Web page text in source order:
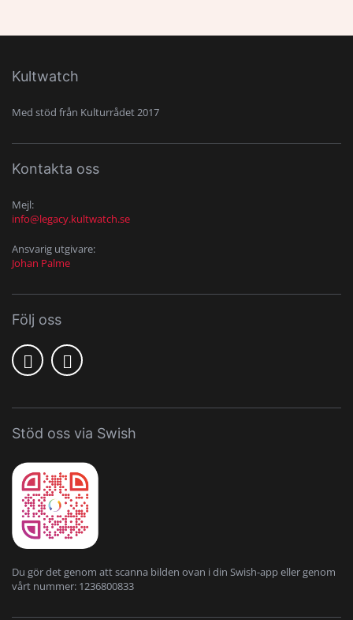
Kultwatch
Med stöd från Kulturrådet 2017
Kontakta oss
Mejl:
info@legacy.kultwatch.se
Ansvarig utgivare:
Johan Palme
Följ oss
Stöd oss via Swish
Du gör det genom att scanna bilden ovan i din Swish-app eller genom
vårt nummer: 1236800833